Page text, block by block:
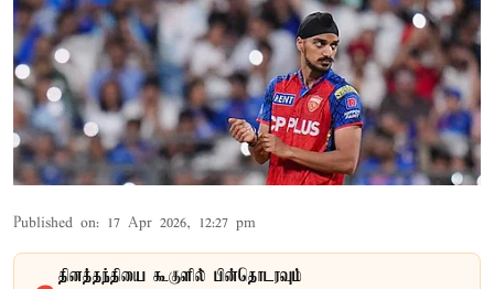
Published on: 17 Apr 2026, 12:27 pm
தினத்தந்தியை கூகுளில் பின்தொடரவும்